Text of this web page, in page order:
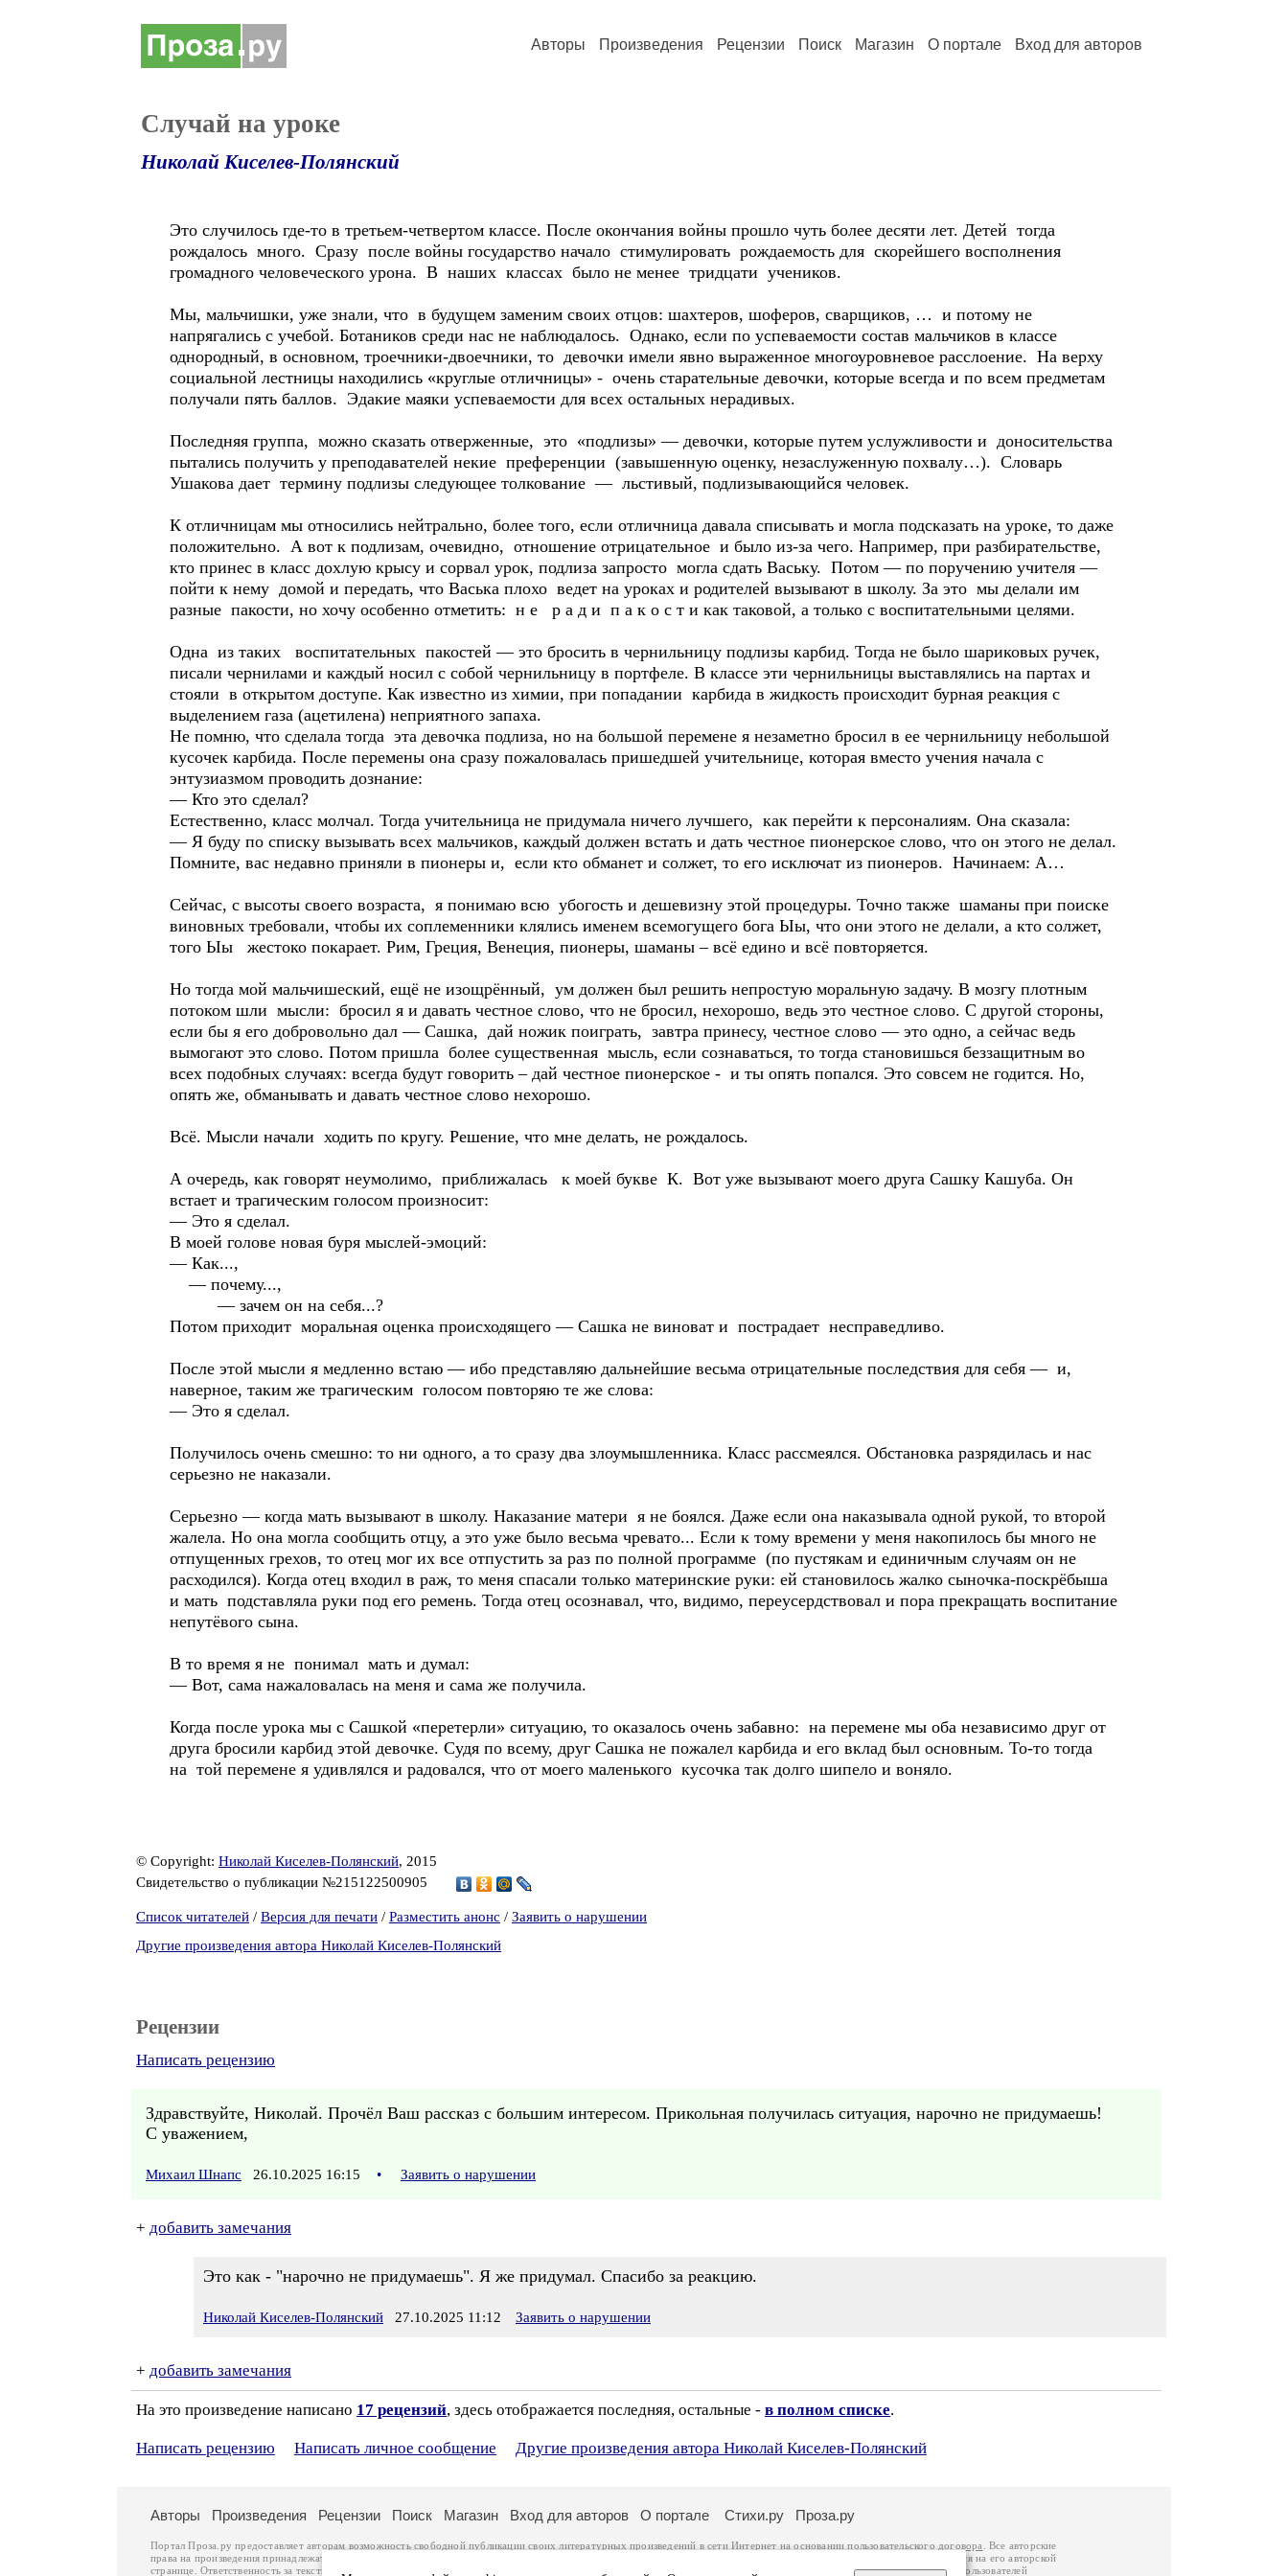
Авторы Произведения Рецензии Поиск Магазин О портале Вход для авторов
Случай на уроке
Николай Киселев-Полянский
Это случилось где-то в третьем-четвертом классе. После окончания войны прошло чуть более десяти лет. Детей тогда
рождалось много. Сразу после войны государство начало стимулировать рождаемость для скорейшего восполнения
громадного человеческого урона. В наших классах было не менее тридцати учеников.
Мы, мальчишки, уже знали, что в будущем заменим своих отцов: шахтеров, шоферов, сварщиков, … и потому не
напрягались с учебой. Ботаников среди нас не наблюдалось. Однако, если по успеваемости состав мальчиков в классе
однородный, в основном, троечники-двоечники, то девочки имели явно выраженное многоуровневое расслоение. На верху
социальной лестницы находились «круглые отличницы» - очень старательные девочки, которые всегда и по всем предметам
получали пять баллов. Эдакие маяки успеваемости для всех остальных нерадивых.
Последняя группа, можно сказать отверженные, это «подлизы» — девочки, которые путем услужливости и доносительства
пытались получить у преподавателей некие преференции (завышенную оценку, незаслуженную похвалу…). Словарь
Ушакова дает термину подлизы следующее толкование — льстивый, подлизывающийся человек.
К отличницам мы относились нейтрально, более того, если отличница давала списывать и могла подсказать на уроке, то даже
положительно. А вот к подлизам, очевидно, отношение отрицательное и было из-за чего. Например, при разбирательстве,
кто принес в класс дохлую крысу и сорвал урок, подлиза запросто могла сдать Ваську. Потом — по поручению учителя —
пойти к нему домой и передать, что Васька плохо ведет на уроках и родителей вызывают в школу. За это мы делали им
разные пакости, но хочу особенно отметить: н е р а д и п а к о с т и как таковой, а только с воспитательными целями.
Одна из таких воспитательных пакостей — это бросить в чернильницу подлизы карбид. Тогда не было шариковых ручек,
писали чернилами и каждый носил с собой чернильницу в портфеле. В классе эти чернильницы выставлялись на партах и
стояли в открытом доступе. Как известно из химии, при попадании карбида в жидкость происходит бурная реакция с
выделением газа (ацетилена) неприятного запаха.
Не помню, что сделала тогда эта девочка подлиза, но на большой перемене я незаметно бросил в ее чернильницу небольшой
кусочек карбида. После перемены она сразу пожаловалась пришедшей учительнице, которая вместо учения начала с
энтузиазмом проводить дознание:
— Кто это сделал?
Естественно, класс молчал. Тогда учительница не придумала ничего лучшего, как перейти к персоналиям. Она сказала:
— Я буду по списку вызывать всех мальчиков, каждый должен встать и дать честное пионерское слово, что он этого не делал.
Помните, вас недавно приняли в пионеры и, если кто обманет и солжет, то его исключат из пионеров. Начинаем: А…
Сейчас, с высоты своего возраста, я понимаю всю убогость и дешевизну этой процедуры. Точно также шаманы при поиске
виновных требовали, чтобы их соплеменники клялись именем всемогущего бога Ыы, что они этого не делали, а кто солжет,
того Ыы жестоко покарает. Рим, Греция, Венеция, пионеры, шаманы – всё едино и всё повторяется.
Но тогда мой мальчишеский, ещё не изощрённый, ум должен был решить непростую моральную задачу. В мозгу плотным
потоком шли мысли: бросил я и давать честное слово, что не бросил, нехорошо, ведь это честное слово. С другой стороны,
если бы я его добровольно дал — Сашка, дай ножик поиграть, завтра принесу, честное слово — это одно, а сейчас ведь
вымогают это слово. Потом пришла более существенная мысль, если сознаваться, то тогда становишься беззащитным во
всех подобных случаях: всегда будут говорить – дай честное пионерское - и ты опять попался. Это совсем не годится. Но,
опять же, обманывать и давать честное слово нехорошо.
Всё. Мысли начали ходить по кругу. Решение, что мне делать, не рождалось.
А очередь, как говорят неумолимо, приближалась к моей букве К. Вот уже вызывают моего друга Сашку Кашуба. Он
встает и трагическим голосом произносит:
— Это я сделал.
В моей голове новая буря мыслей-эмоций:
— Как...,
— почему...,
— зачем он на себя...?
Потом приходит моральная оценка происходящего — Сашка не виноват и пострадает несправедливо.
После этой мысли я медленно встаю — ибо представляю дальнейшие весьма отрицательные последствия для себя — и,
наверное, таким же трагическим голосом повторяю те же слова:
— Это я сделал.
Получилось очень смешно: то ни одного, а то сразу два злоумышленника. Класс рассмеялся. Обстановка разрядилась и нас
серьезно не наказали.
Серьезно — когда мать вызывают в школу. Наказание матери я не боялся. Даже если она наказывала одной рукой, то второй
жалела. Но она могла сообщить отцу, а это уже было весьма чревато... Если к тому времени у меня накопилось бы много не
отпущенных грехов, то отец мог их все отпустить за раз по полной программе (по пустякам и единичным случаям он не
расходился). Когда отец входил в раж, то меня спасали только материнские руки: ей становилось жалко сыночка-поскрёбыша
и мать подставляла руки под его ремень. Тогда отец осознавал, что, видимо, переусердствовал и пора прекращать воспитание
непутёвого сына.
В то время я не понимал мать и думал:
— Вот, сама нажаловалась на меня и сама же получила.
Когда после урока мы с Сашкой «перетерли» ситуацию, то оказалось очень забавно: на перемене мы оба независимо друг от
друга бросили карбид этой девочке. Судя по всему, друг Сашка не пожалел карбида и его вклад был основным. То-то тогда
на той перемене я удивлялся и радовался, что от моего маленького кусочка так долго шипело и воняло.
© Copyright: Николай Киселев-Полянский, 2015
Свидетельство о публикации №215122500905
Список читателей / Версия для печати / Разместить анонс / Заявить о нарушении
Другие произведения автора Николай Киселев-Полянский
Рецензии
Написать рецензию
Здравствуйте, Николай. Прочёл Ваш рассказ с большим интересом. Прикольная получилась ситуация, нарочно не придумаешь!
С уважением,
Михаил Шнапс 26.10.2025 16:15 • Заявить о нарушении
+ добавить замечания
Это как - "нарочно не придумаешь". Я же придумал. Спасибо за реакцию.
Николай Киселев-Полянский 27.10.2025 11:12 Заявить о нарушении
+ добавить замечания
На это произведение написано 17 рецензий, здесь отображается последняя, остальные - в полном списке.
Написать рецензию Написать личное сообщение Другие произведения автора Николай Киселев-Полянский
Авторы Произведения Рецензии Поиск Магазин Вход для авторов О портале Стихи.ру Проза.ру
Портал Проза.ру предоставляет авторам возможность свободной публикации своих литературных произведений в сети Интернет на основаниипользовательского договора
. Все авторские
права на произведения принадлежат авторам и охраняются
. Перепечатка произведений возможна только с согласия его автора, к которому вы можете обратиться на его авторской
странице. Ответственность за тексты произведений авторы несут самостоятельно на основании
законодательства Российской Федерации. Данные пользователей